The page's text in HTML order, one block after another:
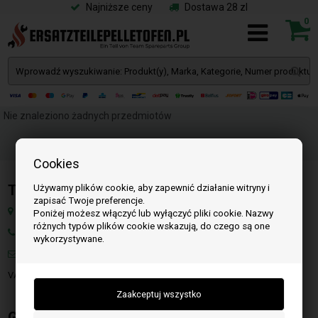
Cookies
Używamy plików cookie, aby zapewnić działanie witryny i
zapisać Twoje preferencje.
Poniżej możesz włączyć lub wyłączyć pliki cookie. Nazwy
różnych typów plików cookie wskazują, do czego są one
wykorzystywane.
Najniższe ceny Dostawa 28 zl
0
Nie znaleziono żadnych przedmiotów
Team SpareParts Group ApS
Klejsgaardvej 19A, 7130 Juelsminde, Dania
Numer: W tej chwili niedostępne
VAT: DK-35862803